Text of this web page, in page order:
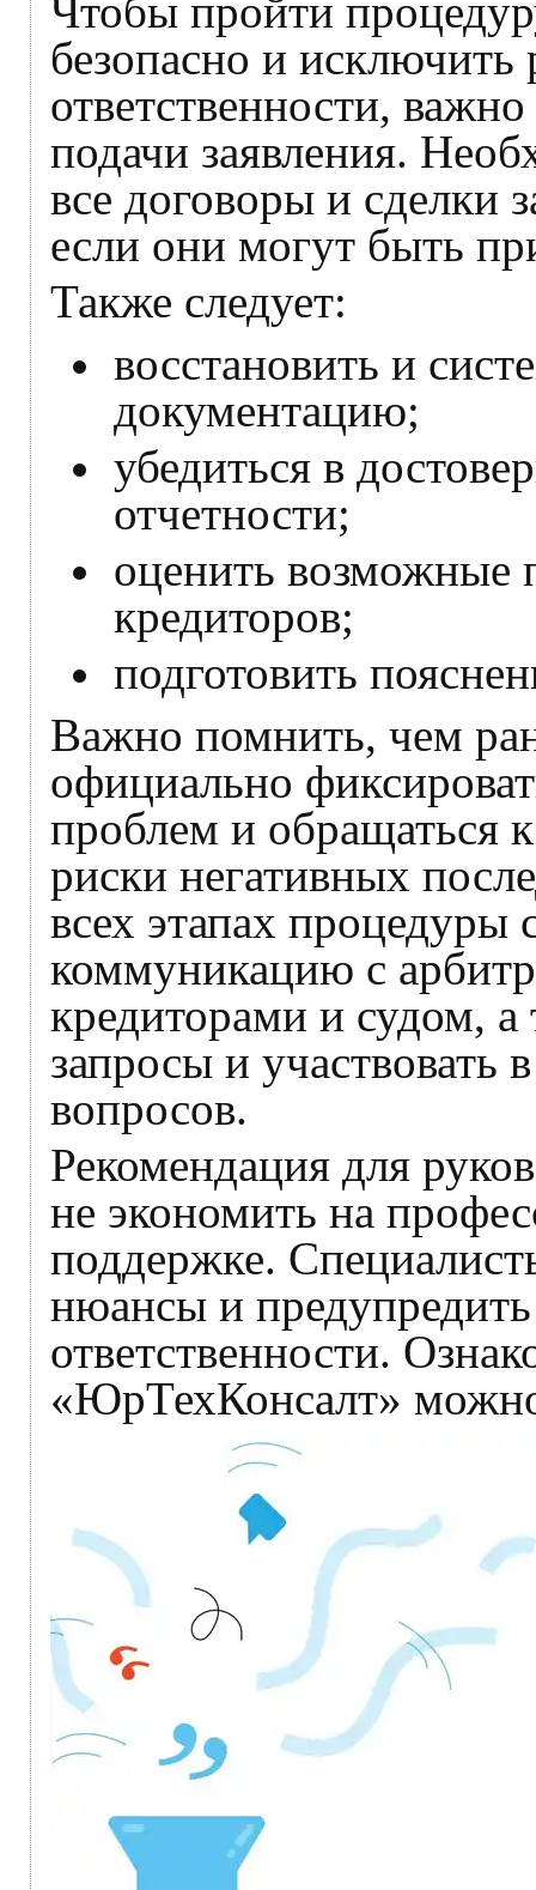
Чтобы пройти
безопасно и исключить
ответственности,
подачи заявления.
все договоры и сделки
если они могут быть
Также следует:
восстановить и
документацию;
убедиться в
отчетности;
оценить возможные
кредиторов;
подготовить
Важно помнить, чем
официально
проблем и обращаться
риски негативных
всех этапах процедуры
коммуникацию с
кредиторами и судом, а
запросы и участвовать
вопросов.
Рекомендация для
не экономить на
поддержке.
нюансы и
ответственности.
«ЮрТехКонсалт»